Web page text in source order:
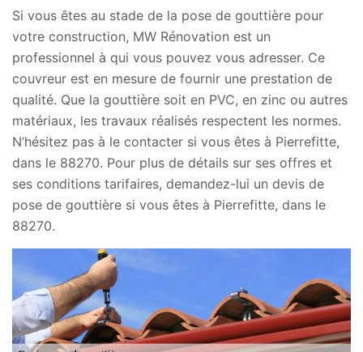
Si vous êtes au stade de la pose de gouttière pour
votre construction, MW Rénovation est un
professionnel à qui vous pouvez vous adresser. Ce
couvreur est en mesure de fournir une prestation de
qualité. Que la gouttière soit en PVC, en zinc ou autres
matériaux, les travaux réalisés respectent les normes.
N’hésitez pas à le contacter si vous êtes à Pierrefitte,
dans le 88270. Pour plus de détails sur ses offres et
ses conditions tarifaires, demandez-lui un devis de
pose de gouttière si vous êtes à Pierrefitte, dans le
88270.